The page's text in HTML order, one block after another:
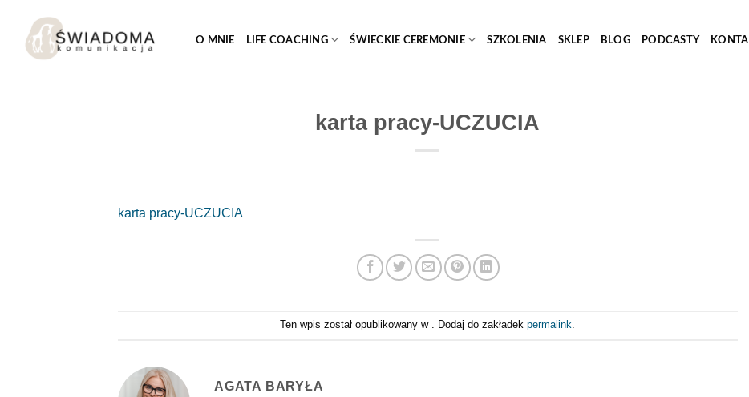
treści
O MNIE LIFE COACHING ŚWIECKIE CEREMONIE SZKOLENIA SKLEP BLOG PODCASTY
karta pracy-UCZUCIA
karta pracy-UCZUCIA
Ten wpis został opublikowany w . Dodaj do zakładekpermalink
AGATA BARYŁA